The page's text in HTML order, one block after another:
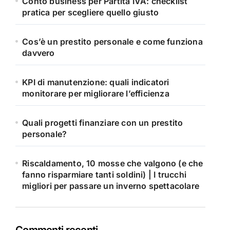
pratica per scegliere quello giusto
Cos’è un prestito personale e come funziona
davvero
KPI di manutenzione: quali indicatori
monitorare per migliorare l’efficienza
Quali progetti finanziare con un prestito
personale?
Riscaldamento, 10 mosse che valgono (e che
fanno risparmiare tanti soldini) | I trucchi
migliori per passare un inverno spettacolare